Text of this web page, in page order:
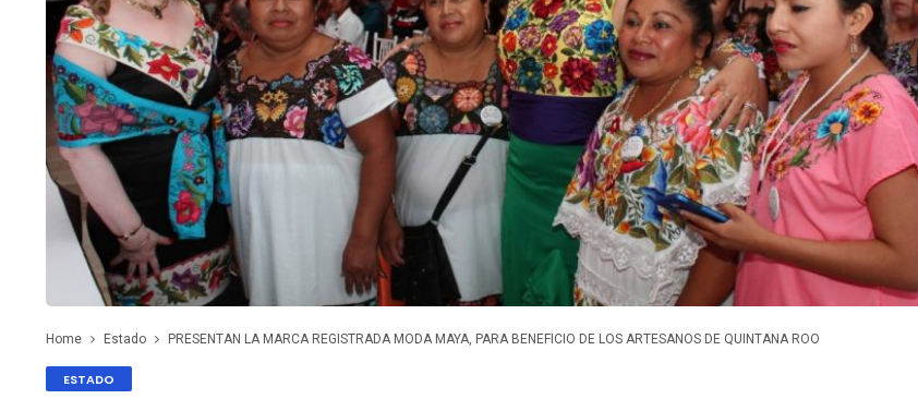
Home Estado PRESENTAN LA MARCA REGISTRADA MODA MAYA, PARA BENEFICIO DE LOS ARTESANOS DE QUINTANA ROO
ESTADO